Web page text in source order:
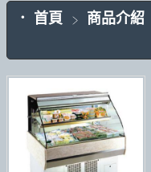
首頁 商品介紹